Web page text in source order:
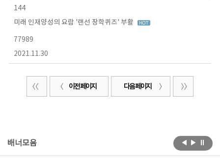
144
미래 인재양성의 요람 '랜선 장학퀴즈' 부활
77989
2021.11.30
이전 페이지 다음 페이지
배너모음